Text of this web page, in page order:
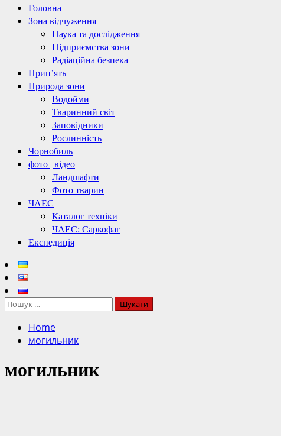
Primary
Menu
Головна
Зона відчуження
Наука та дослідження
Підприємства зони
Радіаційна безпека
Прип’ять
Природа зони
Водойми
Тваринний світ
Заповідники
Рослинність
Чорнобиль
фото | відео
Ландшафти
Фото тварин
ЧАЕС
Каталог техніки
ЧАЕС: Саркофаг
Експедиція
Пошук:
Home
могильник
могильник